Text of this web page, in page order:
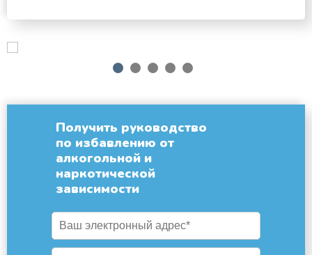
1 2 3 4 5
Получить руководство
по избавлению от
алкогольной и
наркотической
зависимости